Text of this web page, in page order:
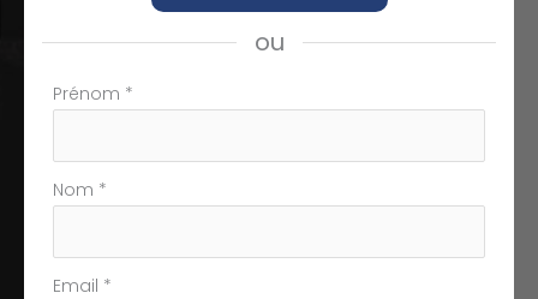
ou
Formulaire
téléphone
Prénom *
Nom *
Email *